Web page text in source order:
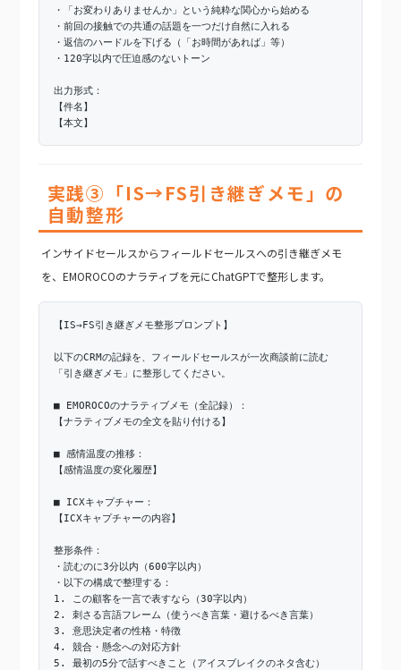
・「お変わりありませんか」という純粋な関心から始める
・前回の接触での共通の話題を一つだけ自然に入れる
・返信のハードルを下げる（「お時間があれば」等）
・120字以内で圧迫感のないトーン
出力形式：
【件名】
【本文】
実践③「IS→FS引き継ぎメモ」の
自動整形
インサイドセールスからフィールドセールスへの引き継ぎメモ
を、EMOROCOのナラティブを元にChatGPTで整形します。
【IS→FS引き継ぎメモ整形プロンプト】
以下のCRMの記録を、フィールドセールスが一次商談前に読む
「引き継ぎメモ」に整形してください。
■ EMOROCOのナラティブメモ（全記録）：
【ナラティブメモの全文を貼り付ける】
■ 感情温度の推移：
【感情温度の変化履歴】
■ ICXキャプチャー：
【ICXキャプチャーの内容】
整形条件：
・読むのに3分以内（600字以内）
・以下の構成で整理する：
1. この顧客を一言で表すなら（30字以内）
2. 刺さる言語フレーム（使うべき言葉・避けるべき言葉）
3. 意思決定者の性格・特徴
4. 競合・懸念への対応方針
5. 最初の5分で話すべきこと（アイスブレイクのネタ含む）